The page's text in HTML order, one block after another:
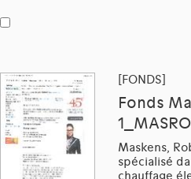
[FONDS]
Fonds
1_MASRO
Maskens,
spécialisé
chauffage